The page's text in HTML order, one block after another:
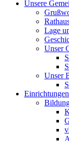
Unsere
Lage
Unser
Unser
Einrichtungen